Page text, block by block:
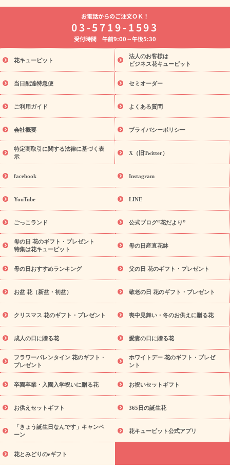
よく贈られる花
お祝いの花特集
誕生日フラワーギフト特集
8月の誕生花(トルコキキョウ)
開店・開業祝い
お供え・お悔やみ お供え・お悔やみの花
通夜・葬儀に贈る花 胡蝶蘭・花鉢
ーブドフラワー
季節のイベント
ひまわり ギフト・プレゼント
特集
お盆 花（新盆・初盆） 季節のイベント
お盆 花（新
盆・初盆）
お盆 花（新盆・初盆）
お盆・お供え 花とセットギ
フト
お盆・お供え プリザーブドフラワー
ひまわり ギフト・プ
レゼント特集
夏の花贈り・お中元・暑中見舞い 花のギフト特集
敬老の日におくる花ギフト・プレゼント特集
花ギフト・プレゼント特集
敬老の日 花のおすすめランキング
敬
老の日 花鉢植えのギフト・プレゼント特集
敬老の日 花とセットギ
フト・プレゼント特集
敬老の日の花 全てのギフト一覧
キャン
ペーン
映画『ウォーターガーディアンズ』コラボキャンペーン
「きょう誕生日なんです」キャンペーン
誕生日の花を探す
誕生日フラワーギフト 誕生日フラワーギフト特集
(トルコキキョウ)
9月の誕生花(リンドウ)
ら探す
お祝いの花特集 当日配達特急便 お祝い商品一覧
念日
結婚祝い 出産祝い 退院祝い・快気祝い
寿祝い
プチギフト ペットのお祝いフラワー
供え・お悔やみ商品一覧
お供え・お悔やみの花
四十九日法要以
お供え プリザーブドフラワー
ペットのお供えフラワー
お盆（新
盆・初盆）
その他 お祝い返し お見舞い
お取り寄せギフト
ビジネス用
ご自宅用 観葉植物 ミディ胡蝶蘭
プリザーブ
ドフラワー
スタイルから探す アレンジメント 花束
スタ
ンド花
お祝い お供え・お悔やみ 胡蝶蘭 胡蝶蘭・花鉢
ディ胡蝶蘭・お祝い
ミディ胡蝶蘭・お供え
世界初の青色胡蝶蘭
観葉植物
観葉植物 産直多肉植物
プリザーブドフラワー
お祝い
お供え・お悔やみ 花とセットギフト
セミオーダー
プチギフト（hanamore -ハナモア-）
花とみどりのeギフト
花キューピットのeGfit
カラー ピンク
イエローオレンジ
レッド
お花の種類 ユリ トルコキキョウ
ら探す
お祝い お祝い・3000円～ お祝い・4000円～
お祝
い・5000円～ お祝い・7000円～ お祝い・10000円～
え・お悔やみ
お供え・お悔やみ・3000円～
お供え・お悔や
み・5000円～ お供え・お悔やみ・
お電話からのご注文ＯＫ！
03-5719-1593
受付時間 午前9:00～午後5:30
花キューピット
法人のお客様は
ビジネス花キューピット
当日配達特急便 セミオーダー
ご利用ガイド よくある質問
会社概要 プライバシーポリシー
特定商取引に関する法律に基づく表
示
X（旧Twitter）
facebook Instagram
YouTube LINE
ごっこランド 公式ブログ“花だより”
母の日 花のギフト・プレゼント
特集は花キューピット
母の日産直花鉢
母の日おすすめランキング 父の日 花のギフト・プレゼント
お盆 花（新盆・初盆） 敬老の日 花のギフト・プレゼント
クリスマス 花のギフト・プレゼント 喪中見舞い・冬のお供えに贈る花
成人の日に贈る花 愛妻の日に贈る花
フラワーバレンタイン 花のギフト・
プレゼント
ホワイトデー 花のギフト・プレゼ
ント
卒園卒業・入園入学祝いに贈る花 お祝いセットギフト
お供えセットギフト 365日の誕生花
「きょう誕生日なんです」キャンペ
ーン
花キューピット公式アプリ
花とみどりのeギフト